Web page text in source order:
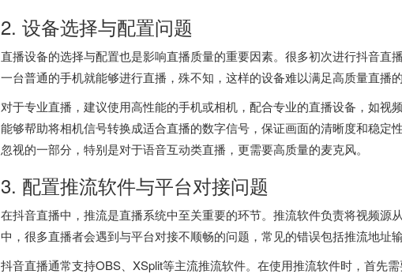
2. 设备选择与配置问题
直播设备的选择与配置也是影响直播质量的重要因素。很多初次进行抖音直
一台普通的手机就能够进行直播，殊不知，这样的设备难以满足高质量直播的
对于专业直播，建议使用高性能的手机或相机，配合专业的直播设备，如视
能够帮助将相机信号转换成适合直播的数字信号，保证画面的清晰度和稳定
忽视的一部分，特别是对于语音互动类直播，更需要高质量的麦克风。
3. 配置推流软件与平台对接问题
在抖音直播中，推流是直播系统中至关重要的环节。推流软件负责将视频源
中，很多直播者会遇到与平台对接不顺畅的问题，常见的错误包括推流地址
抖音直播通常支持OBS、XSplit等主流推流软件。在使用推流软件时，首先